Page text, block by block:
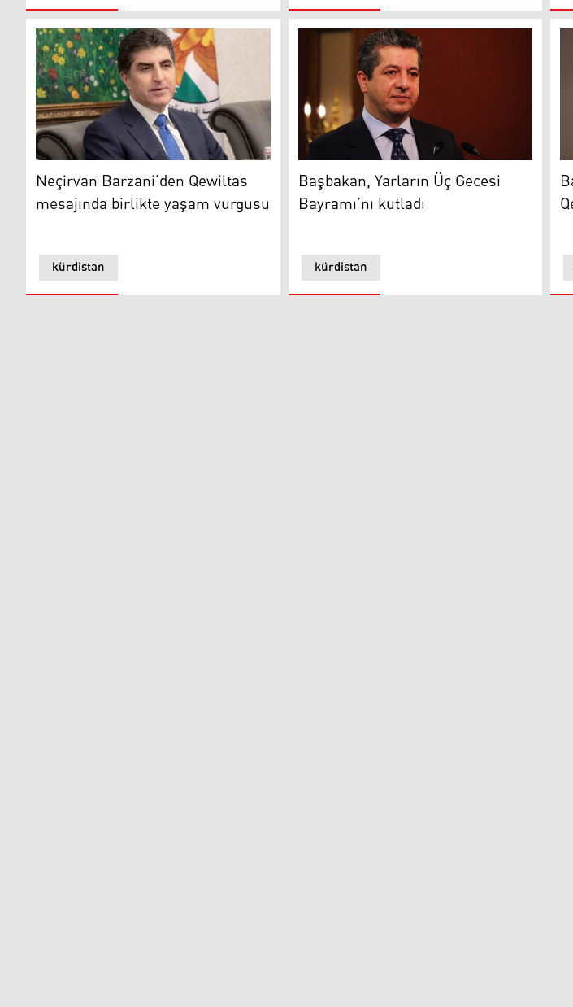
Neçirvan Barzani’den Qewiltas mesajında birlikte yaşam vurgusu
kürdistan
Neçirvan Barzani’den Qewiltas
mesajında birlikte yaşam vurgusu
Başbakan, Yarların Üç Gecesi Bayramı’nı
kürdistan
Başbakan, Yarların Üç Gecesi
Bayramı’nı kutladı